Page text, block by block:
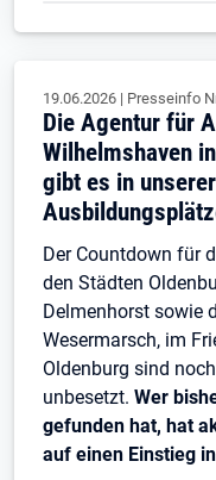
19.06.2026 | Presseinfo
Die Agentur für
Wilhelmshaven
gibt es in
Der Countdown für
den Städten
Delmenhorst sowie
Wesermarsch, im
Oldenburg sind
unbesetzt. Wer
gefunden hat, hat
auf einen Einstieg